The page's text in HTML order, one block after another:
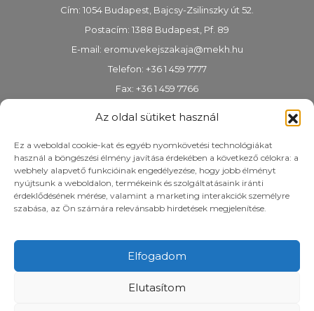
Az oldal sütiket használ
Ez a weboldal cookie-kat és egyéb nyomkövetési technológiákat
használ a böngészési élmény javítása érdekében a következő célokra: a
webhely alapvető funkcióinak engedélyezése, hogy jobb élményt
nyújtsunk a weboldalon, termékeink és szolgáltatásaink iránti
érdeklődésének mérése, valamint a marketing interakciók személyre
szabása, az Ön számára relevánsabb hirdetések megjelenítése.
Elfogadom
Elutasítom
Cím: 1054 Budapest, Bajcsy-Zsilinszky út 52.
Postacím: 1388 Budapest, Pf. 89
E-mail: eromuvekejszakaja@mekh.hu
Telefon: +36 1 459 7777
Fax: +36 1 459 7766